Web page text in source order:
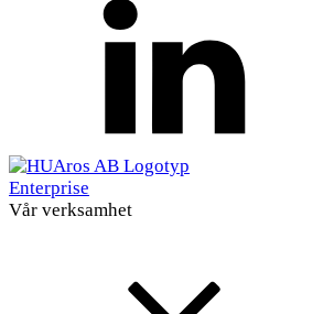
Enterprise
Vår verksamhet